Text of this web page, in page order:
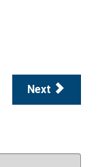
Next